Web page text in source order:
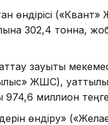
өндірісі
302,4 тонна,
зауыты
ЖШС),
974,6 миллион
өндіру»